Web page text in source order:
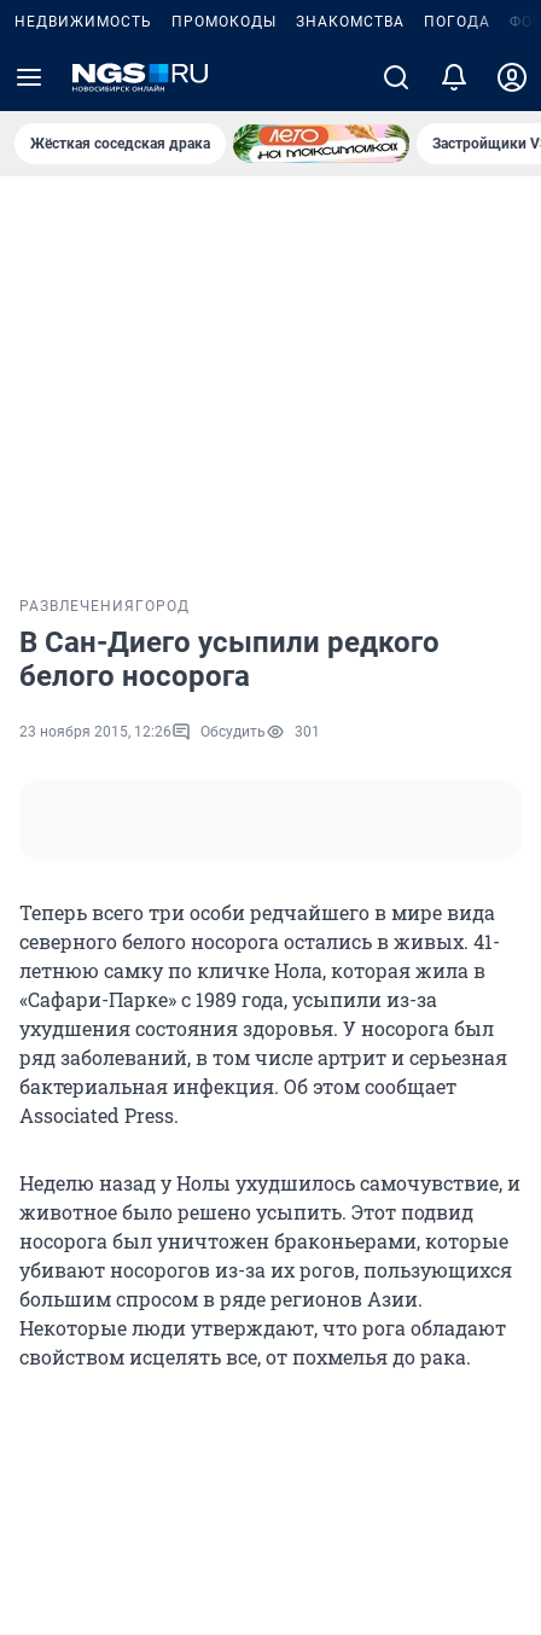
НЕДВИЖИМОСТЬ ПРОМОКОДЫ ЗНАКОМСТВА ПОГОДА
Жёсткая соседская драка Застройщики
РАЗВЛЕЧЕНИЯ ГОРОД
В Сан-Диего усыпили редкого
белого носорога
23 ноября 2015, 12:26 Обсудить 301
Теперь всего три особи редчайшего в мире вида
северного белого носорога остались в живых. 41-
летнюю самку по кличке Нола, которая жила в
«Сафари-Парке» с 1989 года, усыпили из-за
ухудшения состояния здоровья. У носорога был
ряд заболеваний, в том числе артрит и серьезная
бактериальная инфекция. Об этом сообщает
Associated Press.
Неделю назад у Нолы ухудшилось самочувствие, и
животное было решено усыпить. Этот подвид
носорога был уничтожен браконьерами, которые
убивают носорогов из-за их рогов, пользующихся
большим спросом в ряде регионов Азии.
Некоторые люди утверждают, что рога обладают
свойством исцелять все, от похмелья до рака.